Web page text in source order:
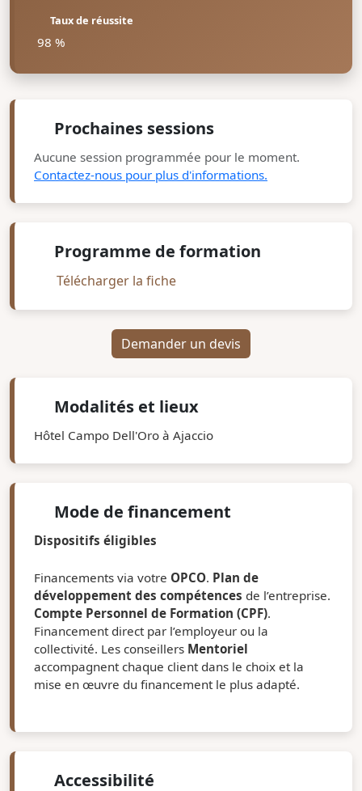
Taux de réussite
98 %
Prochaines sessions
Aucune session programmée pour le moment.
Contactez-nous pour plus d'informations.
Programme de formation
Télécharger la fiche
Demander un devis
Modalités et lieux
Hôtel Campo Dell'Oro à Ajaccio
Mode de financement
Dispositifs éligibles
Financements via votre OPCO. Plan de
développement des compétences de l’entreprise.
Compte Personnel de Formation (CPF).
Financement direct par l’employeur ou la
collectivité. Les conseillers Mentoriel
accompagnent chaque client dans le choix et la
mise en œuvre du financement le plus adapté.
Accessibilité